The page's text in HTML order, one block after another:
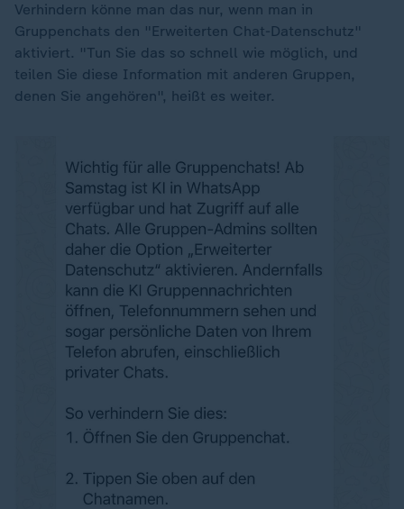
Verhindern könne man das nur, wenn man in
Gruppenchats den "Erweiterten Chat-Datenschutz"
aktiviert. "Tun Sie das so schnell wie möglich, und
teilen Sie diese Information mit anderen Gruppen,
denen Sie angehören", heißt es weiter.